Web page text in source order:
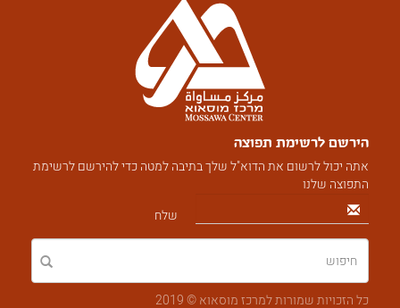
הירשם לרשימת תפוצה
אתה יכול לרשום את הדוא"ל שלך בתיבה למטה כדי להירשם לרשימת
התפוצה שלנו
שלח
כל הזכויות שמורות למרכז מוסאוא © 2019